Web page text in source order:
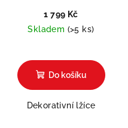
1 799 Kč
Skladem (>5 ks)
Do košíku
Dekorativní lžíce